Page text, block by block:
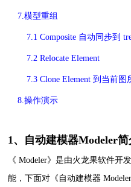
7.模型重组
7.1 Composite 自动同步到
7.2 Relocate Element
7.3 Clone Element 到当前图
8.操作演示
1、自动建模器Modeler简
《 Modeler》是由火龙果软件开
能，下面对《自动建模器